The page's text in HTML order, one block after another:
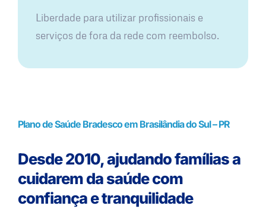
Liberdade para utilizar profissionais e
serviços de fora da rede com reembolso.
Plano de Saúde Bradesco em Brasilândia do Sul – PR
Desde 2010, ajudando famílias a
cuidarem da saúde com
confiança e tranquilidade